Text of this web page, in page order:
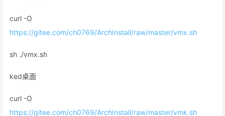
curl -O
https://gitee.com/ch0769/ArchInstall/raw/master/vmx.sh
sh ./vmx.sh
ked桌面
curl -O
https://gitee.com/ch0769/ArchInstall/raw/master/vmk.sh